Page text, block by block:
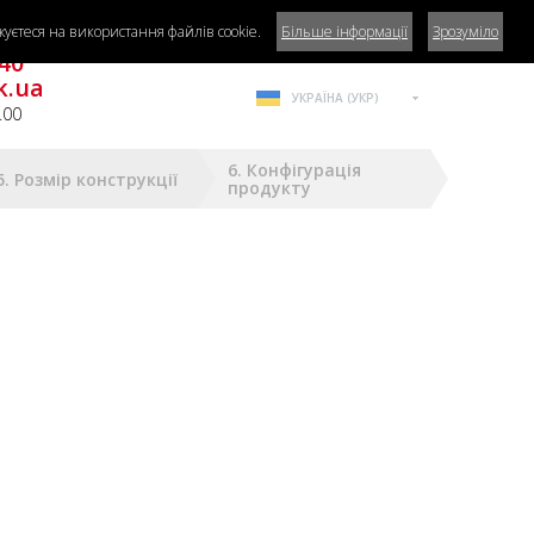
УКРАЇНА (УКР)
Розмір конструкції 6. Конфігурація
продукту
на використання файлів cookie. Більше інформації Зрозуміло